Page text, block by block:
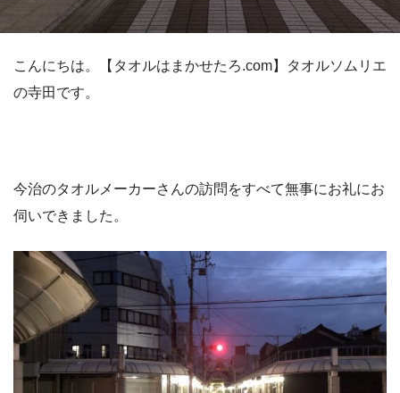
こんにちは。【タオルはまかせたろ.com】タオルソムリエ
の寺田です。
今治のタオルメーカーさんの訪問をすべて無事にお礼にお
伺いできました。